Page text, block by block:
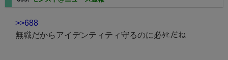
>>688
無職だからアイデンティティ守るのに必ﾀﾋだね